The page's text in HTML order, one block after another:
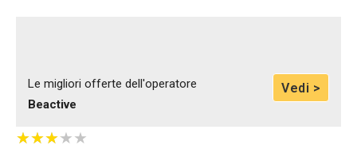
Le migliori offerte dell'operatore
Beactive
Vedi >
★★★★★
★★★★★